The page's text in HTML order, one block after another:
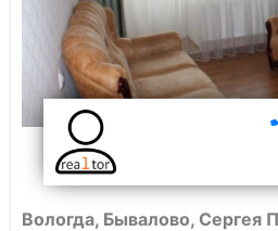
Вологда, Бывалово, Сергея